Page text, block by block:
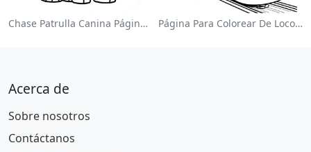
Chase Patrulla Canina Página Para Colorear Página Para Colorear De Locomotora Colorida
Acerca de
Sobre nosotros
Contáctanos